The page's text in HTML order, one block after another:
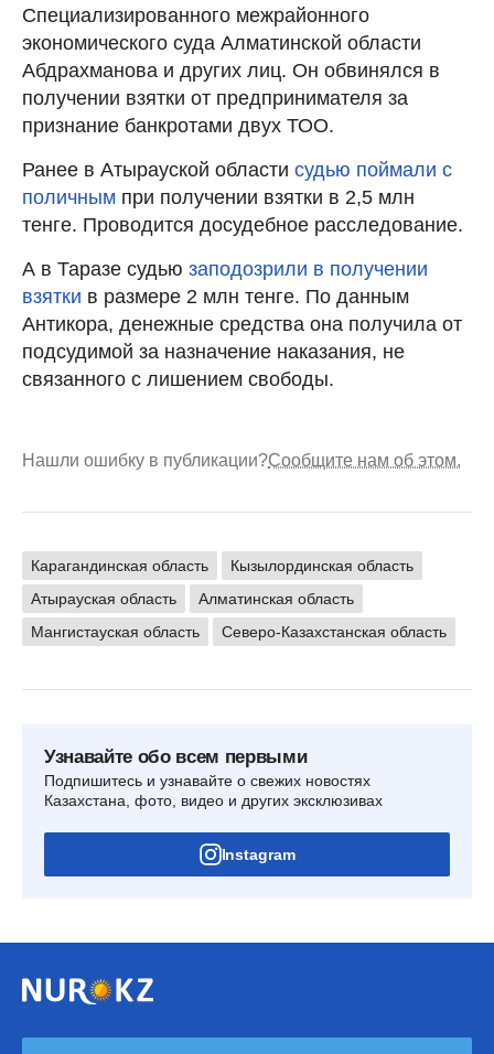
Специализированного межрайонного
экономического суда Алматинской области
Абдрахманова и других лиц. Он обвинялся в
получении взятки от предпринимателя за
признание банкротами двух ТОО.
Ранее в Атырауской области судью поймали с
поличным при получении взятки в 2,5 млн
тенге. Проводится досудебное расследование.
А в Таразе судью заподозрили в получении
взятки в размере 2 млн тенге. По данным
Антикора, денежные средства она получила от
подсудимой за назначение наказания, не
связанного с лишением свободы.
Нашли ошибку в публикации?Сообщите нам об этом.
Карагандинская область
Кызылординская область
Атырауская область
Алматинская область
Мангистауская область
Северо-Казахстанская область
Узнавайте обо всем первыми
Подпишитесь и узнавайте о свежих новостях
Казахстана, фото, видео и других эксклюзивах
Instagram